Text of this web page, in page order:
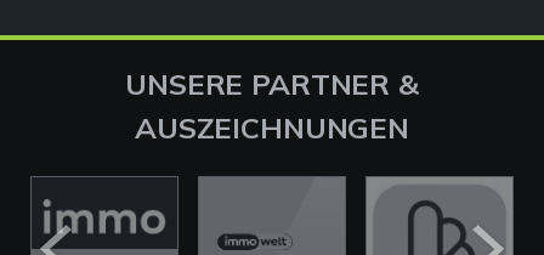
UNSERE PARTNER &
AUSZEICHNUNGEN